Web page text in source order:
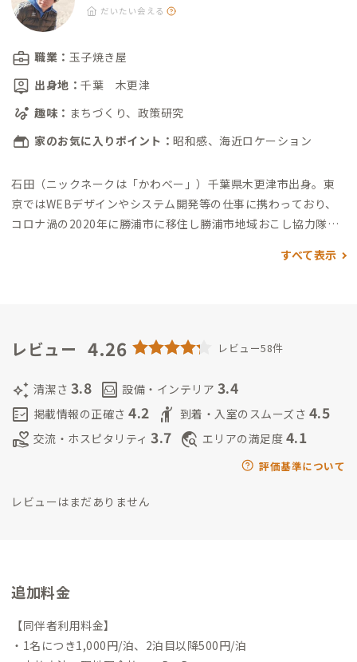
だいたい会える
職業： 玉子焼き屋
出身地： 千葉 木更津
趣味： まちづくり、政策研究
家のお気に入りポイント： 昭和感、海近ロケーション
石田（ニックネークは「かわべー」） 千葉県木更津市出身。 東
京ではWEBデザインやシステム開発等の仕事に携わっており、
コロナ渦の2020年に勝浦市に移住し勝浦市地域おこし協力隊と
また、同市における地域課題解決に向け
根柢思想となる、「全国創生」「人口シェアリング」「関係人
に惹かれ、シェアハウスの一部を2021年8月よりADDressとし
て運用する事に。
家守は、勝浦朝市でだし巻き卵を販売してい
ますので、朝市で見かけた際にはお声掛けください。（雨天・強
風時を除く土曜、日曜日のみ）
すべて表示
レビュー 4.26 レビュー58件
auto_awesome 清潔さ 3.8 living 設備・インテリア 3.4
fact_check 掲載情報の正確さ 4.2 hail 到着・入室のスムーズさ 4.5
volunteer_activism 交流・ホスピタリティ 3.7 travel_explore エリアの満足度 4.1
評価基準について
レビューはまだありません
追加料金
【同伴者利用料金】
・1名につき1,000円/泊、2泊目以降500円/泊